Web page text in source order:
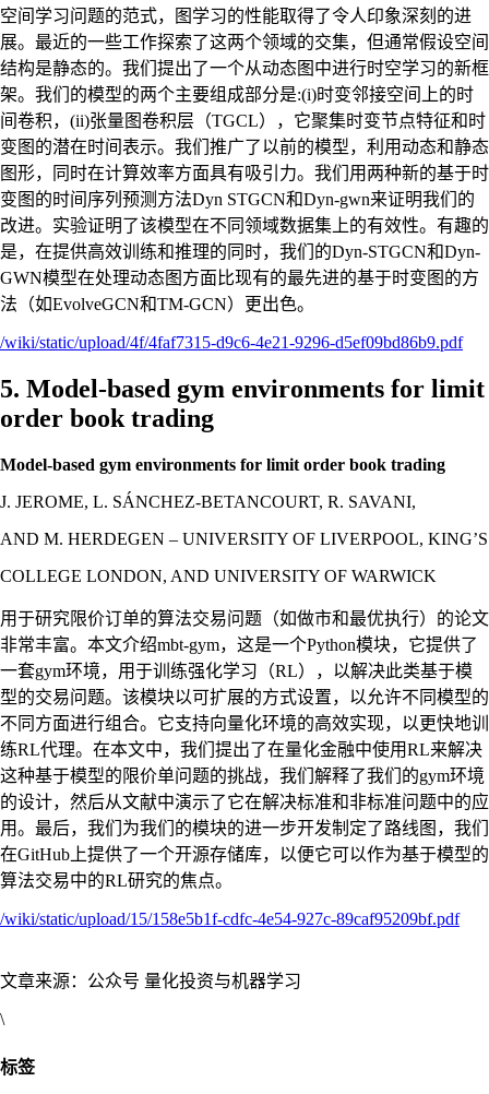
空间学习问题的范式，图学习的性能取得了令人印象深刻的进
展。最近的一些工作探索了这两个领域的交集，但通常假设空间
结构是静态的。我们提出了一个从动态图中进行时空学习的新框
架。我们的模型的两个主要组成部分是:(i)时变邻接空间上的时
间卷积，(ii)张量图卷积层（TGCL），它聚集时变节点特征和时
变图的潜在时间表示。我们推广了以前的模型，利用动态和静态
图形，同时在计算效率方面具有吸引力。我们用两种新的基于时
变图的时间序列预测方法Dyn STGCN和Dyn-gwn来证明我们的
改进。实验证明了该模型在不同领域数据集上的有效性。有趣的
是，在提供高效训练和推理的同时，我们的Dyn-STGCN和Dyn-
GWN模型在处理动态图方面比现有的最先进的基于时变图的方
法（如EvolveGCN和TM-GCN）更出色。
/wiki/static/upload/4f/4faf7315-d9c6-4e21-9296-d5ef09bd86b9.pdf
5. Model-based gym environments for limit
order book trading
Model-based gym environments for limit order book trading
J. JEROME, L. SÁNCHEZ-BETANCOURT, R. SAVANI,
AND M. HERDEGEN – UNIVERSITY OF LIVERPOOL, KING’S
COLLEGE LONDON, AND UNIVERSITY OF WARWICK
用于研究限价订单的算法交易问题（如做市和最优执行）的论文
非常丰富。本文介绍mbt-gym，这是一个Python模块，它提供了
一套gym环境，用于训练强化学习（RL），以解决此类基于模
型的交易问题。该模块以可扩展的方式设置，以允许不同模型的
不同方面进行组合。它支持向量化环境的高效实现，以更快地训
练RL代理。在本文中，我们提出了在量化金融中使用RL来解决
这种基于模型的限价单问题的挑战，我们解释了我们的gym环境
的设计，然后从文献中演示了它在解决标准和非标准问题中的应
用。最后，我们为我们的模块的进一步开发制定了路线图，我们
在GitHub上提供了一个开源存储库，以便它可以作为基于模型的
算法交易中的RL研究的焦点。
/wiki/static/upload/15/158e5b1f-cdfc-4e54-927c-89caf95209bf.pdf
文章来源：公众号 量化投资与机器学习
\
标签